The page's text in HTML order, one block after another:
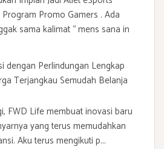
Promo Gamers . Ada
sama kalimat “ mens sana in
dengan Perlindungan Lengkap
Terjangkau Semudah Belanja
FWD Life membuat inovasi baru
yang terus memudahkan
Aku terus mengikuti p...